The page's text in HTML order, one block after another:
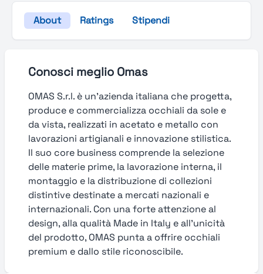
About Ratings Stipendi
Conosci meglio Omas
OMAS S.r.l. è un’azienda italiana che progetta,
produce e commercializza occhiali da sole e
da vista, realizzati in acetato e metallo con
lavorazioni artigianali e innovazione stilistica.
Il suo core business comprende la selezione
delle materie prime, la lavorazione interna, il
montaggio e la distribuzione di collezioni
distintive destinate a mercati nazionali e
internazionali. Con una forte attenzione al
design, alla qualità Made in Italy e all’unicità
del prodotto, OMAS punta a offrire occhiali
premium e dallo stile riconoscibile.